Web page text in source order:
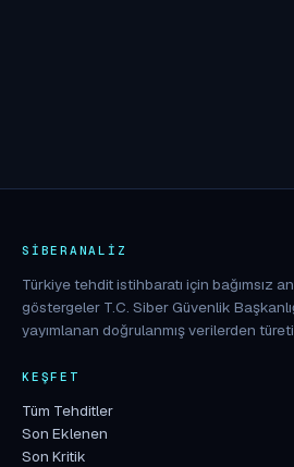
SIBERANALIZ
Türkiye tehdit istihbaratı için bağımsız
göstergeler T.C. Siber Güvenlik
yayımlanan doğrulanmış verilerden
KEŞFET
Tüm Tehditler
Son Eklenen
Son Kritik